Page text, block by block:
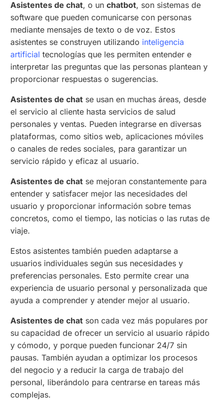
Asistentes de chat, o unchatbot, son sistemas de
software que pueden comunicarse con personas
mediante mensajes de texto o de voz. Estos
asistentes se construyen utilizando inteligencia
artificial tecnologías que les permiten entender e
interpretar las preguntas que las personas plantean y
proporcionar respuestas o sugerencias.
Asistentes de chat se usan en muchas áreas, desde
el servicio al cliente hasta servicios de salud
personales y ventas. Pueden integrarse en diversas
plataformas, como sitios web, aplicaciones móviles
o canales de redes sociales, para garantizar un
servicio rápido y eficaz al usuario.
Asistentes de chat se mejoran constantemente para
entender y satisfacer mejor las necesidades del
usuario y proporcionar información sobre temas
concretos, como el tiempo, las noticias o las rutas de
viaje.
Estos asistentes también pueden adaptarse a
usuarios individuales según sus necesidades y
preferencias personales. Esto permite crear una
experiencia de usuario personal y personalizada que
ayuda a comprender y atender mejor al usuario.
Asistentes de chat son cada vez más populares por
su capacidad de ofrecer un servicio al usuario rápido
y cómodo, y porque pueden funcionar 24/7 sin
pausas. También ayudan a optimizar los procesos
del negocio y a reducir la carga de trabajo del
personal, liberándolo para centrarse en tareas más
complejas.